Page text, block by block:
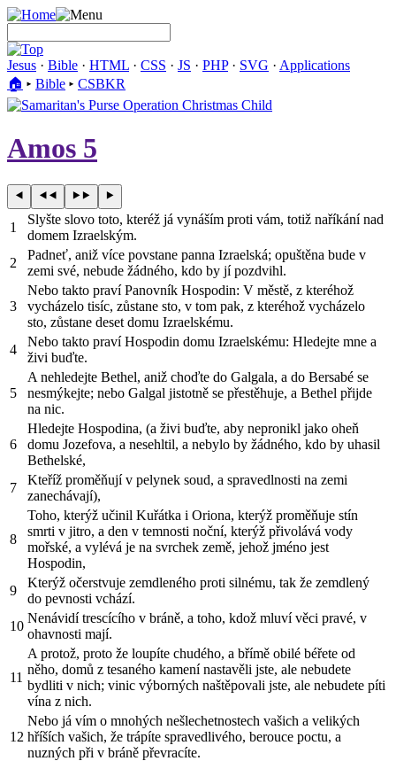
Jesus · Bible · HTML · CSS · JS · PHP· SVG · Applications
🏠︎ ▸ Bible ▸ CSBKR
Amos 5
1
Slyšte slovo toto, kteréž já vynáším proti vám, totiž naříkání nad
domem Izraelským.
2
Padneť, aniž více povstane panna Izraelská; opuštěna bude v
zemi své, nebude žádného, kdo by jí pozdvihl.
3
Nebo takto praví Panovník Hospodin: V městě, z kteréhož
vycházelo tisíc, zůstane sto, v tom pak, z kteréhož vycházelo
sto, zůstane deset domu Izraelskému.
4
Nebo takto praví Hospodin domu Izraelskému: Hledejte mne a
živi buďte.
5
A nehledejte Bethel, aniž choďte do Galgala, a do Bersabé se
nesmýkejte; nebo Galgal jistotně se přestěhuje, a Bethel přijde
na nic.
6
Hledejte Hospodina, (a živi buďte, aby nepronikl jako oheň
domu Jozefova, a nesehltil, a nebylo by žádného, kdo by uhasil
Bethelské,
7
Kteříž proměňují v pelynek soud, a spravedlnosti na zemi
zanechávají),
8
Toho, kterýž učinil Kuřátka i Oriona, kterýž proměňuje stín
smrti v jitro, a den v temnosti noční, kterýž přivolává vody
mořské, a vylévá je na svrchek země, jehož jméno jest
Hospodin,
9
Kterýž očerstvuje zemdleného proti silnému, tak že zemdlený
do pevnosti vchází.
10
Nenávidí trescícího v bráně, a toho, kdož mluví věci pravé, v
ohavnosti mají.
11
A protož, proto že loupíte chudého, a břímě obilé béřete od
něho, domů z tesaného kamení nastavěli jste, ale nebudete
bydliti v nich; vinic výborných naštěpovali jste, ale nebudete píti
vína z nich.
12
Nebo já vím o mnohých nešlechetnostech vašich a velikých
hříších vašich, že trápíte spravedlivého, berouce poctu, a
nuzných při v bráně převracíte.